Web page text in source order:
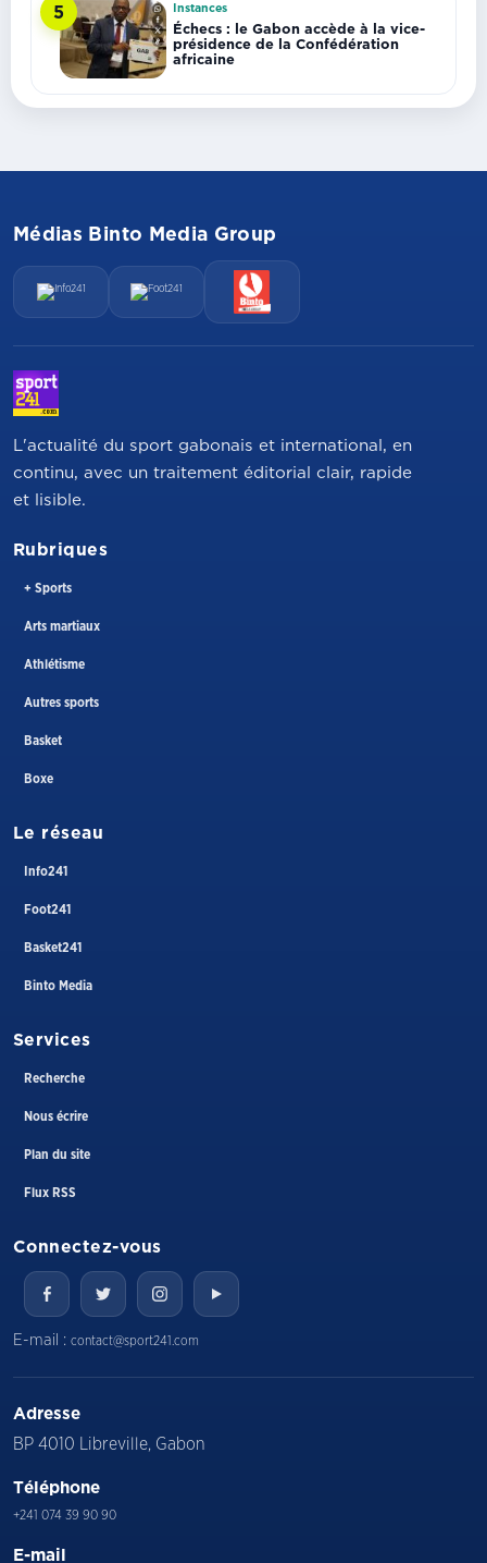
5 Instances
Échecs : le Gabon accède à la vice-
présidence de la Confédération
africaine
Médias Binto Media Group
L'actualité du sport gabonais et international, en
continu, avec un traitement éditorial clair, rapide
et lisible.
Rubriques
+ Sports
Arts martiaux
Athlétisme
Autres sports
Basket
Boxe
Le réseau
Info241
Foot241
Basket241
Binto Media
Services
Recherche
Nous écrire
Plan du site
Flux RSS
Connectez-vous
E-mail : contact@sport241.com
Adresse
BP 4010 Libreville, Gabon
Téléphone
+241 074 39 90 90
E-mail